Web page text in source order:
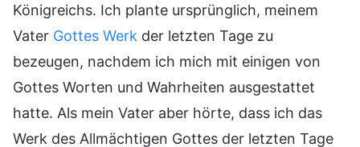
Königreichs. Ich plante ursprünglich, meinem
Vater Gottes Werk der letzten Tage zu
bezeugen, nachdem ich mich mit einigen von
Gottes Worten und Wahrheiten ausgestattet
hatte. Als mein Vater aber hörte, dass ich das
Werk des Allmächtigen Gottes der letzten Tage